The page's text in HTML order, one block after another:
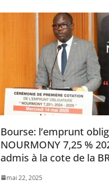
«
2029 »
avec